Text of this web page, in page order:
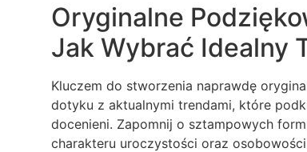
Oryginalne
Jak Wybrać Idealny
Kluczem do stworzenia naprawdę
dotyku z aktualnymi trendami, które
docenieni. Zapomnij o sztampowych
charakteru uroczystości oraz